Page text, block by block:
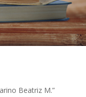
Beatriz M.”